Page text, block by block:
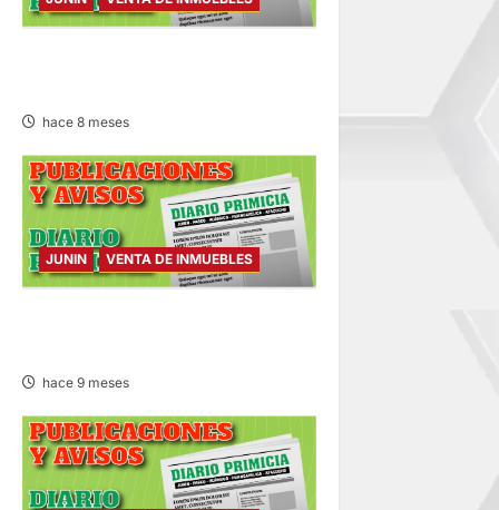
hace 8 meses
JUNIN VENTA DE INMUEBLES
hace 9 meses